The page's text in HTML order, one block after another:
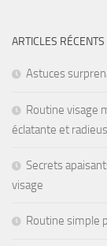
ARTICLES RÉCENTS
Astuces
Routine visage
éclatante et
Secrets
visage
Routine simple